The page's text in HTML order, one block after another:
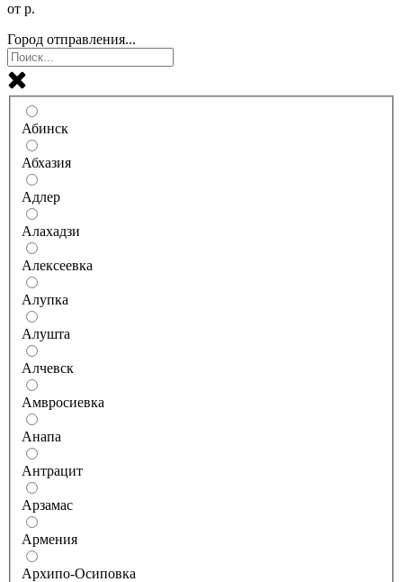
от р.
Город отправления...
Абинск
Абхазия
Адлер
Алахадзи
Алексеевка
Алупка
Алушта
Алчевск
Амвросиевка
Анапа
Антрацит
Арзамас
Армения
Архипо-Осиповка